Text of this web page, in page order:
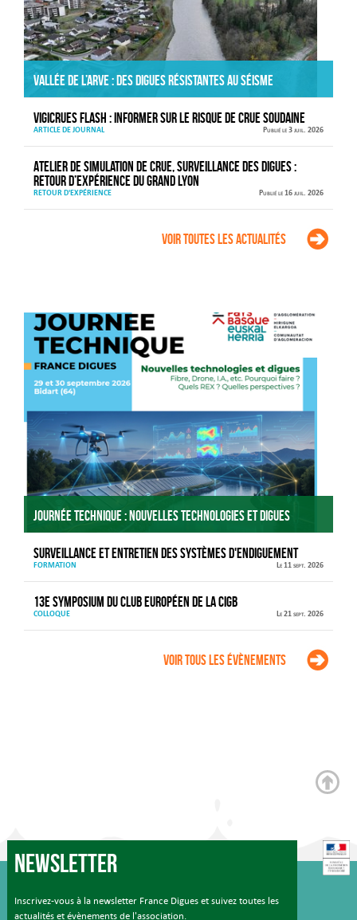
Vallée de l’Arve : des digues résistantes au séisme
VIGICRUES FLASH : informer sur le risque de crue soudaine
ARTICLE DE JOURNAL Publié le 3 juil. 2026
Atelier de simulation de crue, surveillance des digues :
retour d’expérience du Grand Lyon
RETOUR D'EXPÉRIENCE Publié le 16 juil. 2026
Voir toutes les actualités
Journée technique : Nouvelles technologies et digues
Surveillance et entretien des systèmes d'endiguement
FORMATION Le 11 sept. 2026
13e Symposium du Club européen de la CIGB
COLLOQUE Le 21 sept. 2026
Voir tous les évènements
Newsletter
Inscrivez-vous à la newsletter France Digues et suivez toutes les
actualités et évènements de l'association.